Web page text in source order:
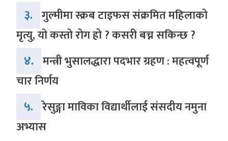
३. गुल्मीमा स्क्रब टाइफस संक्रमित महिलाको
मृत्यु, यो कस्तो रोग हो ? कसरी बच्न सकिन्छ ?
४. मन्त्री भुसालद्धारा पदभार ग्रहण : महत्वपूर्ण
चार निर्णय
५. रेसुङ्गा माविका विद्यार्थीलाई संसदीय नमुना
अभ्यास